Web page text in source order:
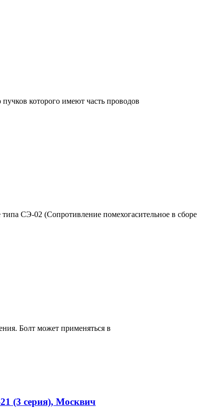
которого имеют часть проводов
СЭ-02 (Сопротивление помехогасительное в сборе
Болт может применяться в
(3 серия), Москвич